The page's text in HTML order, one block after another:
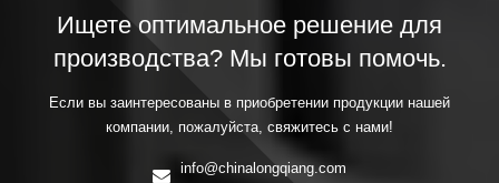
Ищете оптимальное решение для
производства? Мы готовы помочь.
Если вы заинтересованы в приобретении продукции нашей
компании, пожалуйста, свяжитесь с нами!
info@chinalongqiang.com